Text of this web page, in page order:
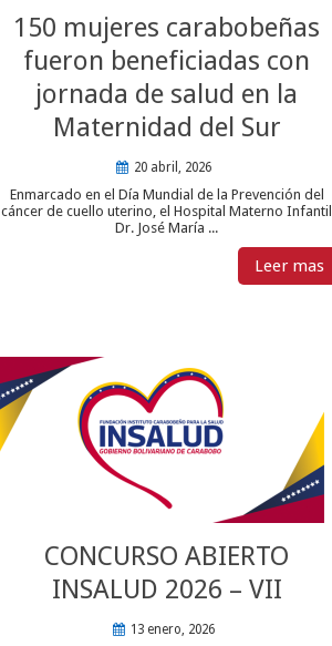
150 mujeres carabobeñas
fueron beneficiadas con
jornada de salud en la
Maternidad del Sur
20 abril, 2026
Enmarcado en el Día Mundial de la Prevención del
cáncer de cuello uterino, el Hospital Materno Infantil
Dr. José María ...
Leer mas
CONCURSO ABIERTO
INSALUD 2026 – VII
13 enero, 2026